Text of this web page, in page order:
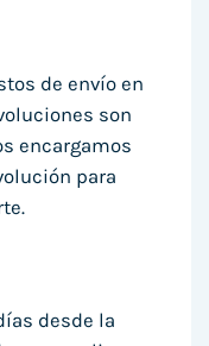
de envío en
son
encargamos
para
desde la